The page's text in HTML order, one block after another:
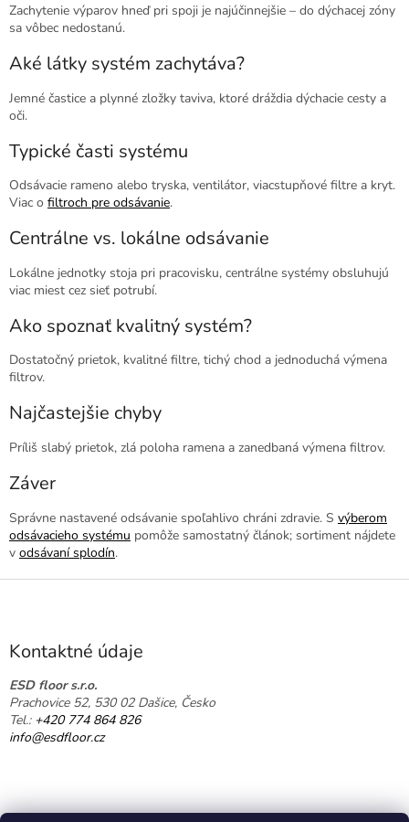
Zachytenie výparov hneď pri spoji je najúčinnejšie – do dýchacej zóny
sa vôbec nedostanú.
Aké látky systém zachytáva?
Jemné častice a plynné zložky taviva, ktoré dráždia dýchacie cesty a
oči.
Typické časti systému
Odsávacie rameno alebo tryska, ventilátor, viacstupňové filtre a kryt.
Viac o filtroch pre odsávanie.
Centrálne vs. lokálne odsávanie
Lokálne jednotky stoja pri pracovisku, centrálne systémy obsluhujú
viac miest cez sieť potrubí.
Ako spoznať kvalitný systém?
Dostatočný prietok, kvalitné filtre, tichý chod a jednoduchá výmena
filtrov.
Najčastejšie chyby
Príliš slabý prietok, zlá poloha ramena a zanedbaná výmena filtrov.
Záver
Správne nastavené odsávanie spoľahlivo chráni zdravie. S výberom
odsávacieho systému pomôže samostatný článok; sortiment nájdete
v odsávaní splodín.
Z
Kontaktné údaje
ESD floor s.r.o.
Prachovice 52, 530 02 Dašice, Česko
Tel.: +420 774 864 826
info@esdfloor.cz